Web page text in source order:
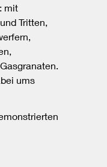
mit
Tritten,
ums